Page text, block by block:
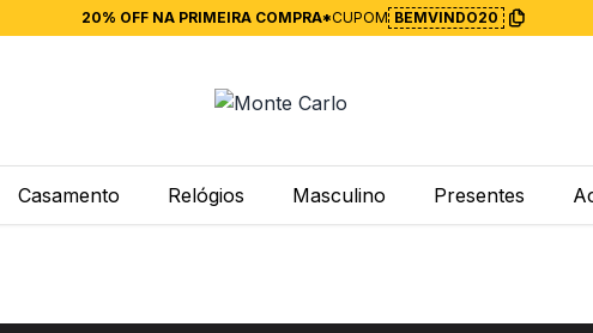
20% OFF NA PRIMEIRA COMPRA*CUPOM BEMVINDO20
Casamento Relógios Masculino Presentes